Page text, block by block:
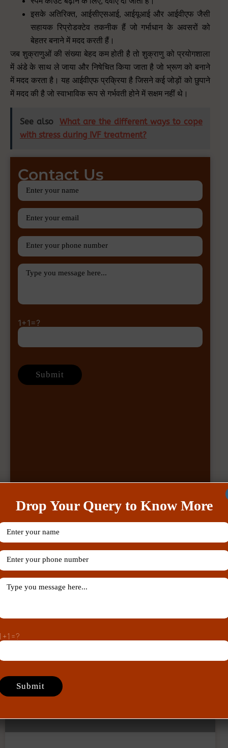
इसके अतिरिक्त, आईसीएसआई,आईयूआई और आईवीएफ जैसी
सहायक रिप्रोडक्टेव तकनीक हैं जो गर्भाधान के अवसरों को
बेहतर बनाने में मदद करती हैं।
जब शुक्राणुओं की संख्या बेहद कम होती है तो शुक्राणु को प्रयोगशाला
में अंडे के साथ ले जाया और निषेचित किया जाता है जो भ्रूण को बनाने
में मदद करता है। यह आईवीएफ प्रक्रिया है जिसने कई जोड़ों को छुपाने
में मदद की है जो स्वाभाविक रूप से गर्भवती होने में सक्षम नहीं थे।
See also
What are the different ways to cope
with stress during IVF treatment?
Contact Us
1+1=?
Drop Your Query to Know More